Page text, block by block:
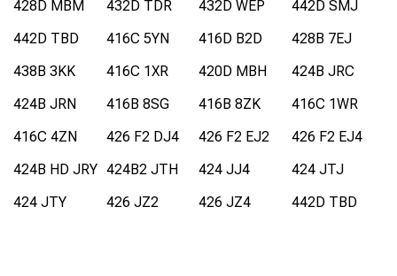
428D MBM 432D TDR 432D WEP
442D SMJ
442D TBD
416C 5YN 416D B2D
428B 7EJ
438B 3KK
416C 1XR 420D MBH
424B JRC
424B JRN
416B 8SG 416B 8ZK
416C 1WR
416C 4ZN
426 F2 DJ4 426 F2 EJ2
426 F2 EJ4
424B HD JRY 424B2 JTH 424 JJ4
424 JTJ
424 JTY
426 JZ2 426 JZ4 442D TBD